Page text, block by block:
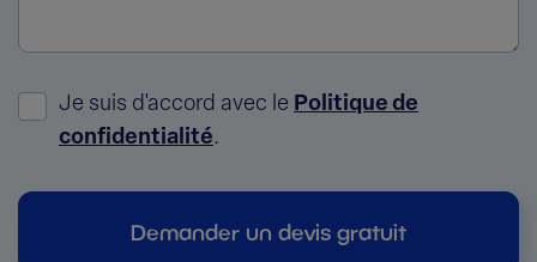
Je suis d'accord avec le Politique de
confidentialité.
Demander un devis gratuit